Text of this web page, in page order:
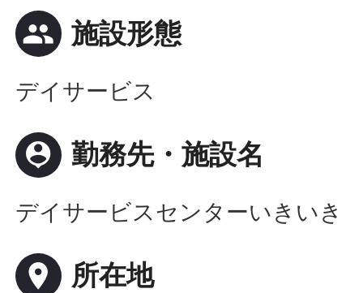
people 施設形態
デイサービス
person_pin 勤務先・施設名
デイサービスセンターいきいき
place 所在地